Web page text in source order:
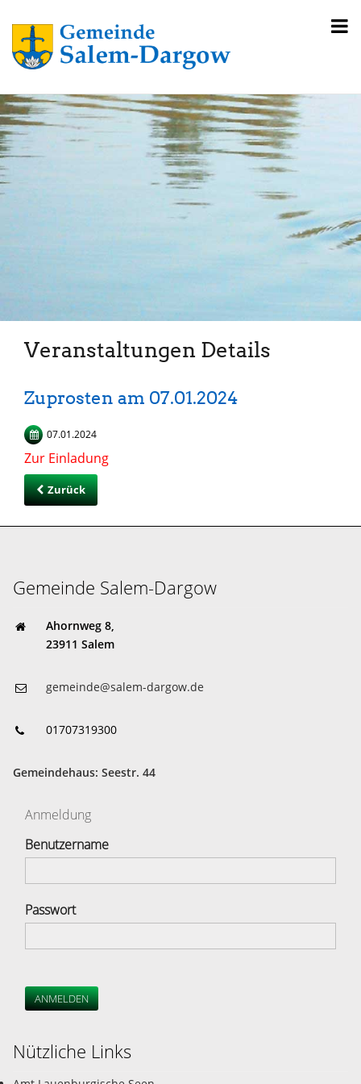
Veranstaltungen Details
Zuprosten am 07.01.2024
07.01.2024
Zur Einladung
Zurück
Gemeinde Salem-Dargow
Ahornweg 8,
23911 Salem
gemeinde@salem-dargow.de
01707319300
Gemeindehaus: Seestr. 44
Anmeldung
Benutzername
Passwort
ANMELDEN
Nützliche Links